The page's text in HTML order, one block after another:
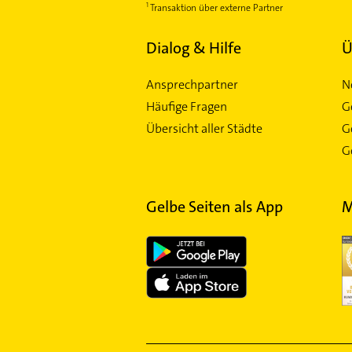
Sahlkamp
Vahrenwald
Vinnhorst
Wülfel
Zoo
Transaktion über externe Partner
Dialog & Hilfe
Ansprechpartner
Häufige Fragen
Übersicht aller Städte
Gelbe Seiten als App